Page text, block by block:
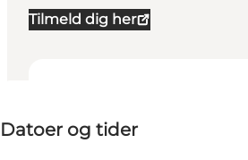
Tilmeld dig her
Datoer og tider
Besøg hjemmeside